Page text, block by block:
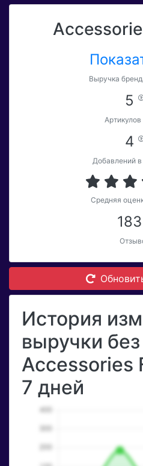
Выручка
5
Артикулов
4
Добавлений
Средняя
183
История
выручки
Accessories
7 дней